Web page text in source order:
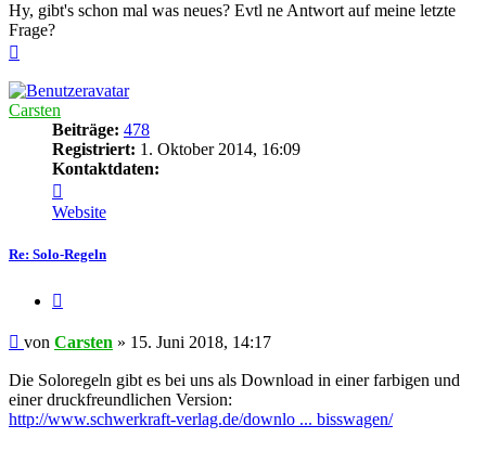
Hy, gibt's schon mal was neues? Evtl ne Antwort auf meine letzte
Frage?
Carsten
Beiträge: 478
Registriert: 1. Oktober 2014, 16:09
Kontaktdaten:
von
Carsten
Website
Re: Solo-Regeln
Beitrag
von Carsten » 15. Juni 2018, 14:17
Die Soloregeln gibt es bei uns als Download in einer farbigen und
einer druckfreundlichen Version:
http://www.schwerkraft-verlag.de/downlo ... bisswagen/